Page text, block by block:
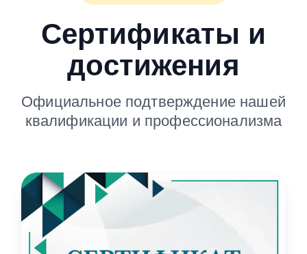
Сертификаты и
достижения
Официальное подтверждение нашей
квалификации и профессионализма